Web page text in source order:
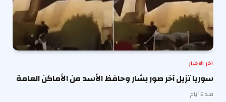
اخر الاخبار
سوريا تزيل آخر صور بشار وحافظ الأسد من الأماكن العامة
منذ 5 أيام